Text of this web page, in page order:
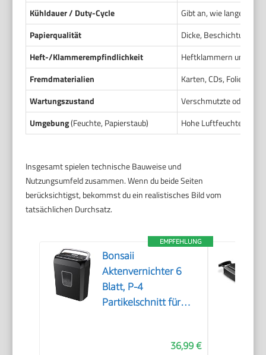
Kühldauer / Duty-Cycle
Gibt an, wie lange das
Papierqualität
Dicke, Beschichtung
Heft-/Klammerempfindlichkeit
Heftklammern und
Fremdmaterialien
Karten, CDs, Folien
Wartungszustand
Verschmutzte oder
Umgebung(Feuchte, Papierstaub) Hohe Luftfeuchte
Insgesamt spielen technische Bauweise und
Nutzungsumfeld zusammen. Wenn du beide Seiten
berücksichtigst, bekommst du ein realistisches Bild vom
tatsächlichen Durchsatz.
EMPFEHLUNG
Bonsaii
Aktenvernichter 6
Blatt, P-4
Partikelschnitt für
36,99 €